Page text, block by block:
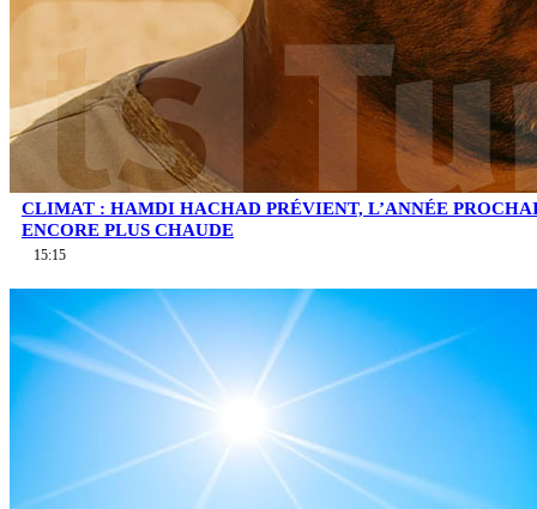
CLIMAT : HAMDI HACHAD PRÉVIENT, L’ANNÉE
ENCORE PLUS CHAUDE
15:15